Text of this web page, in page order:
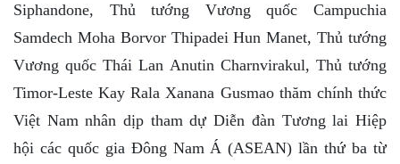
Siphandone, Thủ tướng Vương quốc Campuchia
Samdech Moha Borvor Thipadei Hun Manet, Thủ tướng
Vương quốc Thái Lan Anutin Charnvirakul, Thủ tướng
Timor-Leste Kay Rala Xanana Gusmao thăm chính thức
Việt Nam nhân dịp tham dự Diễn đàn Tương lai Hiệp
hội các quốc gia Đông Nam Á (ASEAN) lần thứ ba từ